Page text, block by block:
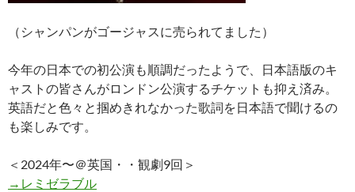
（シャンパンがゴージャスに売られてました）
今年の日本での初公演も順調だったようで、日本語版のキ
ャストの皆さんがロンドン公演するチケットも抑え済み。
英語だと色々と掴めきれなかった歌詞を日本語で聞けるの
も楽しみです。
＜2024年〜＠英国・・観劇9回＞
→レミゼラブル